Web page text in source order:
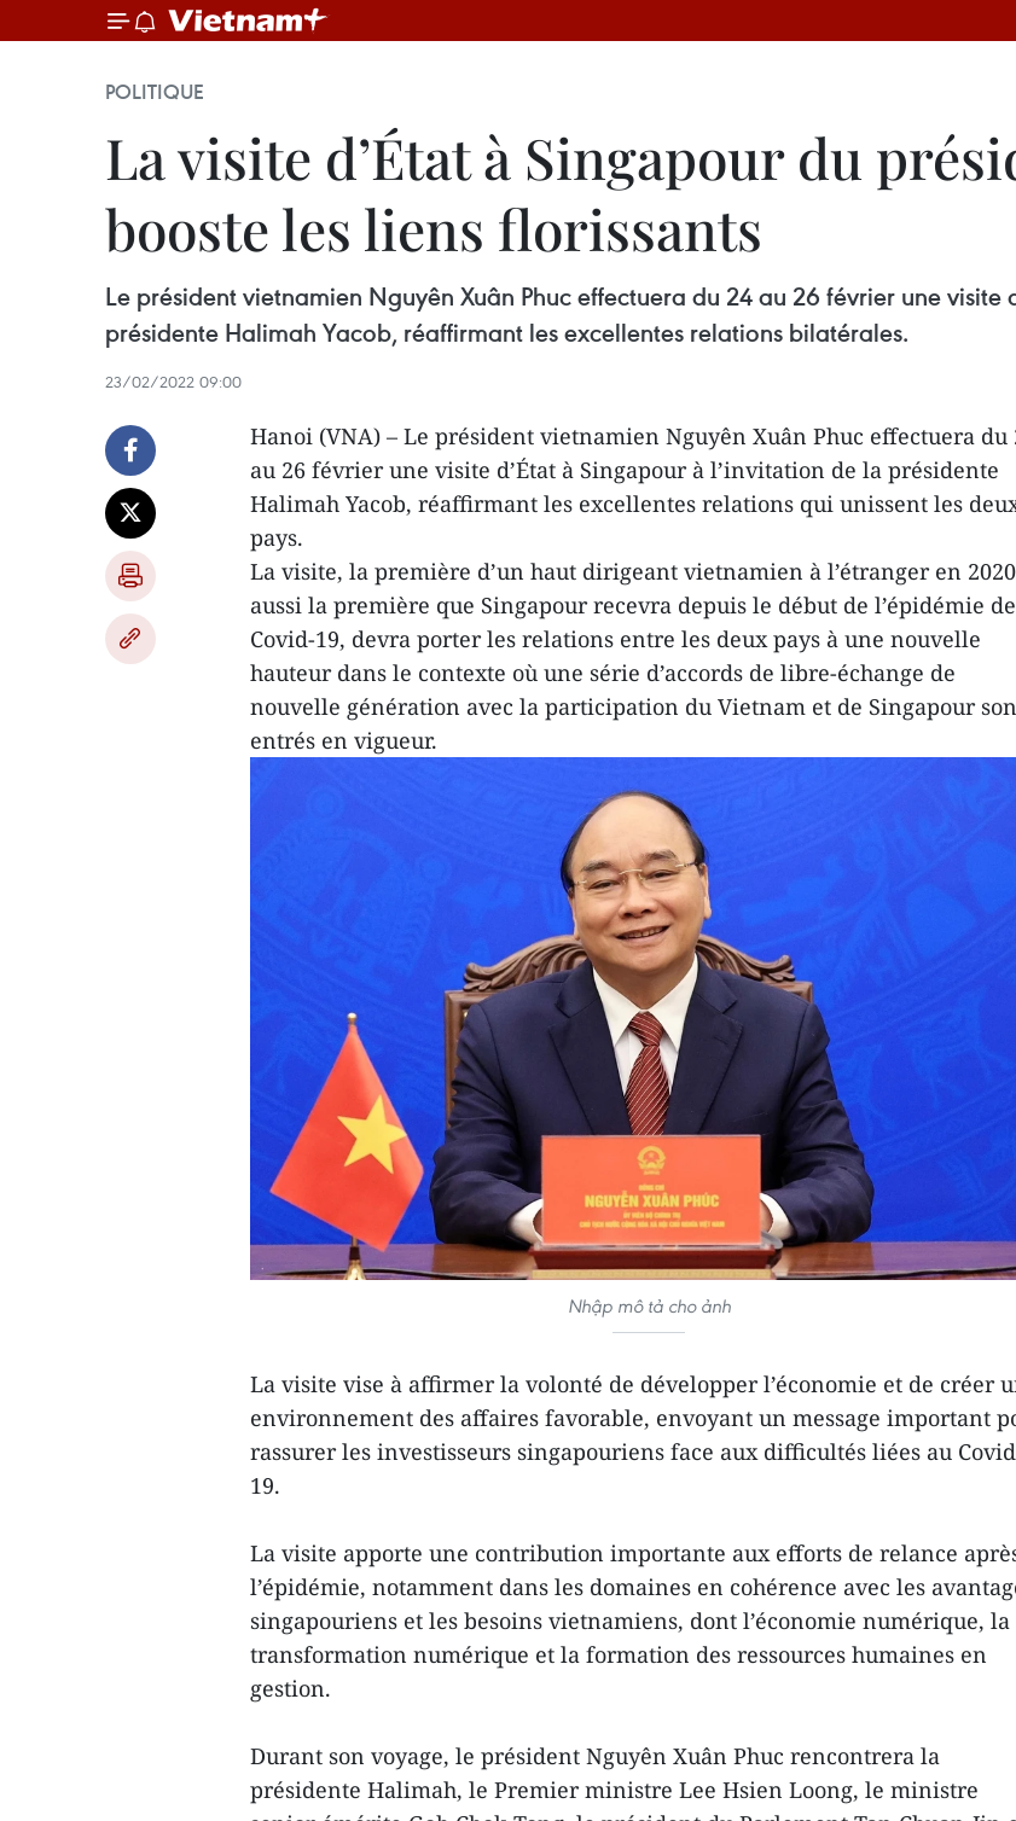
POLITIQUE
La visite d’État à Singapour du
booste les liens florissants
Le président vietnamien Nguyên Xuân Phuc effectuera du 24 au 26 février une visite
présidente Halimah Yacob, réaffirmant les excellentes relations bilatérales.
23/02/2022 09:00
Hanoi (VNA) – Le président vietnamien Nguyên Xuân Phuc effectuera du
au 26 février une visite d’État à Singapour à l’invitation de la présidente
Halimah Yacob, réaffirmant les excellentes relations qui unissent les
pays.
La visite, la première d’un haut dirigeant vietnamien à l’étranger en
aussi la première que Singapour recevra depuis le début de l’épidémie de
Covid-19, devra porter les relations entre les deux pays à une nouvelle
hauteur dans le contexte où une série d’accords de libre-échange de
nouvelle génération avec la participation du Vietnam et de Singapour
entrés en vigueur.
Nhập mô tả cho ảnh
La visite vise à affirmer la volonté de développer l’économie et de créer
environnement des affaires favorable, envoyant un message important
rassurer les investisseurs singapouriens face aux difficultés liées au
19.
La visite apporte une contribution importante aux efforts de relance
l’épidémie, notamment dans les domaines en cohérence avec les
singapouriens et les besoins vietnamiens, dont l’économie numérique, la
transformation numérique et la formation des ressources humaines en
gestion.
Durant son voyage, le président Nguyên Xuân Phuc rencontrera la
présidente Halimah, le Premier ministre Lee Hsien Loong, le ministre